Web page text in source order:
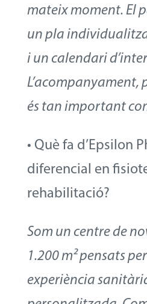
mateix moment. El
un pla
i un calendari
L’acompanyament,
és tan important
• Què fa d’Epsilon
diferencial en
rehabilitació?
Som un centre de
1.200 m² pensats
experiència